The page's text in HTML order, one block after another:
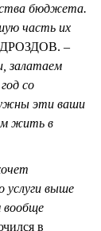
бюджета.
часть их
ДРОЗДОВ. –
залатаем
со
эти ваши
жить в
услуги выше
вообще
в